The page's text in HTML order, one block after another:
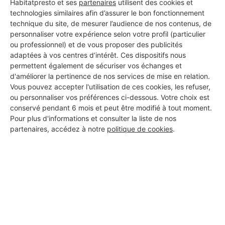
Habitatpresto et ses partenaires utilisent des cookies et
technologies similaires afin d’assurer le bon fonctionnement
technique du site, de mesurer l’audience de nos contenus, de
personnaliser votre expérience selon votre profil (particulier
ou professionnel) et de vous proposer des publicités
adaptées à vos centres d’intérêt. Ces dispositifs nous
permettent également de sécuriser vos échanges et
d'améliorer la pertinence de nos services de mise en relation.
Vous pouvez accepter l'utilisation de ces cookies, les refuser,
ou personnaliser vos préférences ci-dessous. Votre choix est
conservé pendant 6 mois et peut être modifié à tout moment.
Pour plus d'informations et consulter la liste de nos
partenaires, accédez à notre politique de cookies.
Les 1 autres Installateurs
d'alarmes pour vos travaux à
Maine-de-Boixe
abdelec
Maine-de-Boixe